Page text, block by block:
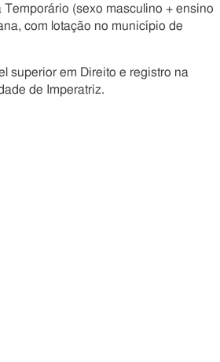
(sexo masculino + ensino
com lotação no município de
superior em Direito e registro na
de Imperatriz.